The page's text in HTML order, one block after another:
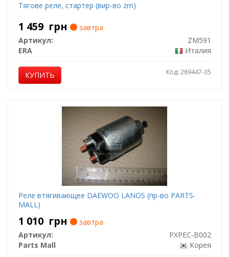
Тягове реле, стартер (вир-во zm)
1 459 грн
завтра
Артикул:
ZM591
ERA
Италия
КУПИТЬ Код: 269447-35
Реле втягивающее DAEWOO LANOS (пр-во PARTS-
MALL)
1 010 грн
завтра
Артикул:
PXPEC-B002
Parts Mall
Корея